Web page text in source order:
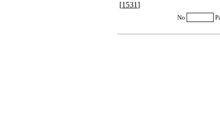
[1531]
No